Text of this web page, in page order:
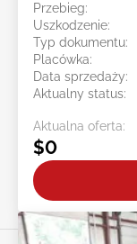
Przebieg:
Uszkodzenie:
Typ dokumentu:
Placówka:
Data sprzedaży:
Aktualny status:
Aktualna oferta:
$0